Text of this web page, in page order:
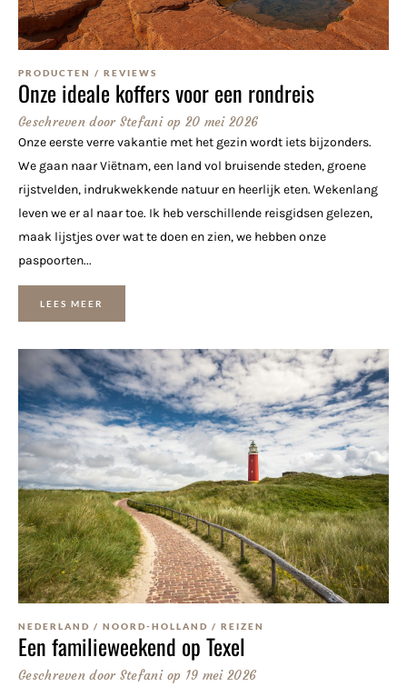
PRODUCTEN / REVIEWS
Onze ideale koffers voor een rondreis
Geschreven doorStefani op 20 mei 2026
Onze eerste verre vakantie met het gezin wordt iets bijzonders.
We gaan naar Viëtnam, een land vol bruisende steden, groene
rijstvelden, indrukwekkende natuur en heerlijk eten. Wekenlang
leven we er al naar toe. Ik heb verschillende reisgidsen gelezen,
maak lijstjes over wat te doen en zien, we hebben onze
paspoorten...
LEES MEER
NEDERLAND / NOORD-HOLLAND / REIZEN
Een familieweekend op Texel
Geschreven doorStefani op 19 mei 2026